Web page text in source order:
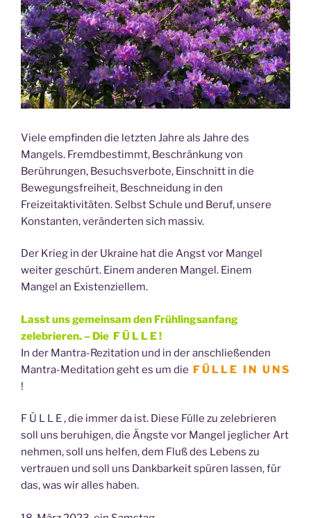
Viele empfinden die letzten Jahre als Jahre des
Mangels. Fremdbestimmt, Beschränkung von
Berührungen, Besuchsverbote, Einschnitt in die
Bewegungsfreiheit, Beschneidung in den
Freizeitaktivitäten. Selbst Schule und Beruf, unsere
Konstanten, veränderten sich massiv.
Der Krieg in der Ukraine hat die Angst vor Mangel
weiter geschürt. Einem anderen Mangel. Einem
Mangel an Existenziellem.
Lasst uns gemeinsam den Frühlingsanfang
zelebrieren. – Die F Ü L L E !
In der Mantra-Rezitation und in der anschließenden
Mantra-Meditation geht es um die F Ü L L E I N U N S
!
F Ü L L E , die immer da ist. Diese Fülle zu zelebrieren
soll uns beruhigen, die Ängste vor Mangel jeglicher Art
nehmen, soll uns helfen, dem Fluß des Lebens zu
vertrauen und soll uns Dankbarkeit spüren lassen, für
das, was wir alles haben.